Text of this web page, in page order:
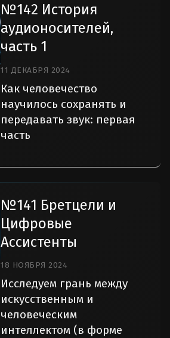
№142 История
аудионосителей,
часть 1
11 ДЕКАБРЯ 2024
Как человечество
научилось сохранять и
передавать звук: первая
часть
№141 Бретцели и
Цифровые
Ассистенты
18 НОЯБРЯ 2024
Исследуем грань между
искусственным и
человеческим
интеллектом (в форме